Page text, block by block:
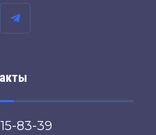
83-39